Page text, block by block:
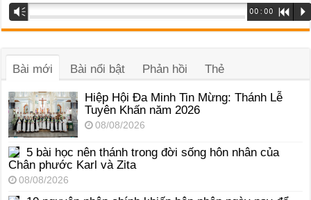
Trình
phát
âm
Vm 00:00 R P
Bài mới Bài nổi bật Phản hồi Thẻ
Hiệp Hội Đa Minh Tin Mừng: Thánh Lễ
Tuyên Khấn năm 2026
08/08/2026
5 bài học nên thánh trong đời sống hôn nhân của
Chân phước Karl và Zita
08/08/2026